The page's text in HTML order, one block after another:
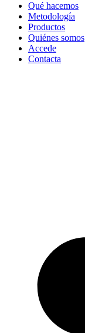
Qué hacemos
Metodología
Productos
Quiénes somos
Accede
Contacta